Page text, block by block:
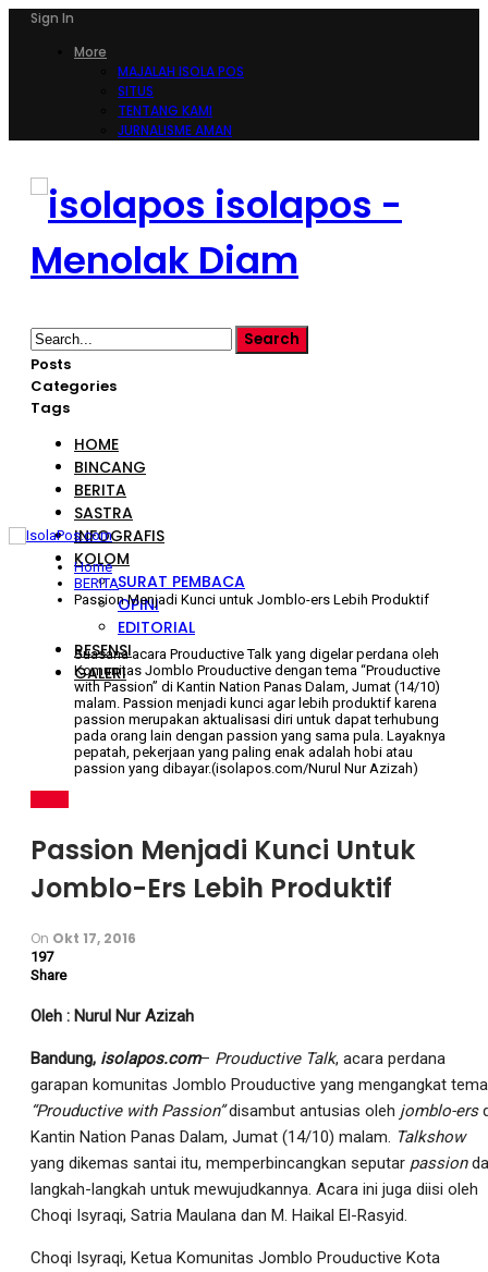
Sign In
More
MAJALAH ISOLA POS
SITUS
TENTANG KAMI
JURNALISME AMAN
isolapos -
Menolak Diam
Posts
Categories
Tags
HOME
BINCANG
BERITA
SASTRA
INFOGRAFIS
KOLOM
SURAT PEMBACA
OPINI
EDITORIAL
RESENSI
GALERI
Home
BERITA
Passion Menjadi Kunci untuk Jomblo-ers Lebih Produktif
Suasana acara Prouductive Talk yang digelar perdana oleh
Komunitas Jomblo Prouductive dengan tema “Prouductive
with Passion” di Kantin Nation Panas Dalam, Jumat (14/10)
malam. Passion menjadi kunci agar lebih produktif karena
passion merupakan aktualisasi diri untuk dapat terhubung
pada orang lain dengan passion yang sama pula. Layaknya
pepatah, pekerjaan yang paling enak adalah hobi atau
passion yang dibayar.(isolapos.com/Nurul Nur Azizah)
Passion Menjadi Kunci Untuk
Jomblo-Ers Lebih Produktif
On Okt 17, 2016
197
Share
Oleh : Nurul Nur Azizah
Bandung, isolapos.com– Prouductive Talk, acara perdana
garapan komunitas Jomblo Prouductive yang mengangkat tema
“Prouductive with Passion”disambut antusias oleh jomblo-ers
Kantin Nation Panas Dalam, Jumat (14/10) malam. Talkshow
yang dikemas santai itu, memperbincangkan seputar passion
langkah-langkah untuk mewujudkannya. Acara ini juga diisi oleh
Choqi Isyraqi, Satria Maulana dan M. Haikal El-Rasyid.
Choqi Isyraqi, Ketua Komunitas Jomblo Prouductive Kota